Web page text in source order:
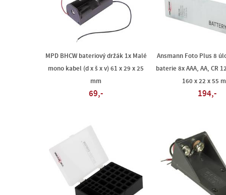
MPD BHCW bateriový držák 1x Malé
mono kabel (d x š x v) 61 x 29 x 25
mm
69,-
Ansmann Foto Plus 8
baterie 8x AAA, AA, CR
160 x 22 x 55
194,-